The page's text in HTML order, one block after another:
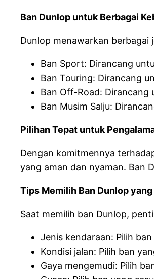
Ban Dunlop untuk Berbagai
Dunlop menawarkan berbagai
Ban Sport: Dirancang
Ban Touring: Dirancang
Ban Off-Road: Dirancang
Ban Musim Salju:
Pilihan Tepat untuk
Dengan komitmennya
yang aman dan nyaman. Ban
Tips Memilih Ban Dunlop
Saat memilih ban Dunlop,
Jenis kendaraan: Pilih
Kondisi jalan: Pilih ban
Gaya mengemudi: Pilih